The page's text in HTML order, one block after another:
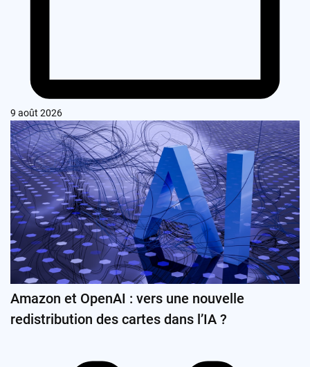
9 août 2026
Amazon et OpenAI : vers une nouvelle
redistribution des cartes dans l’IA ?